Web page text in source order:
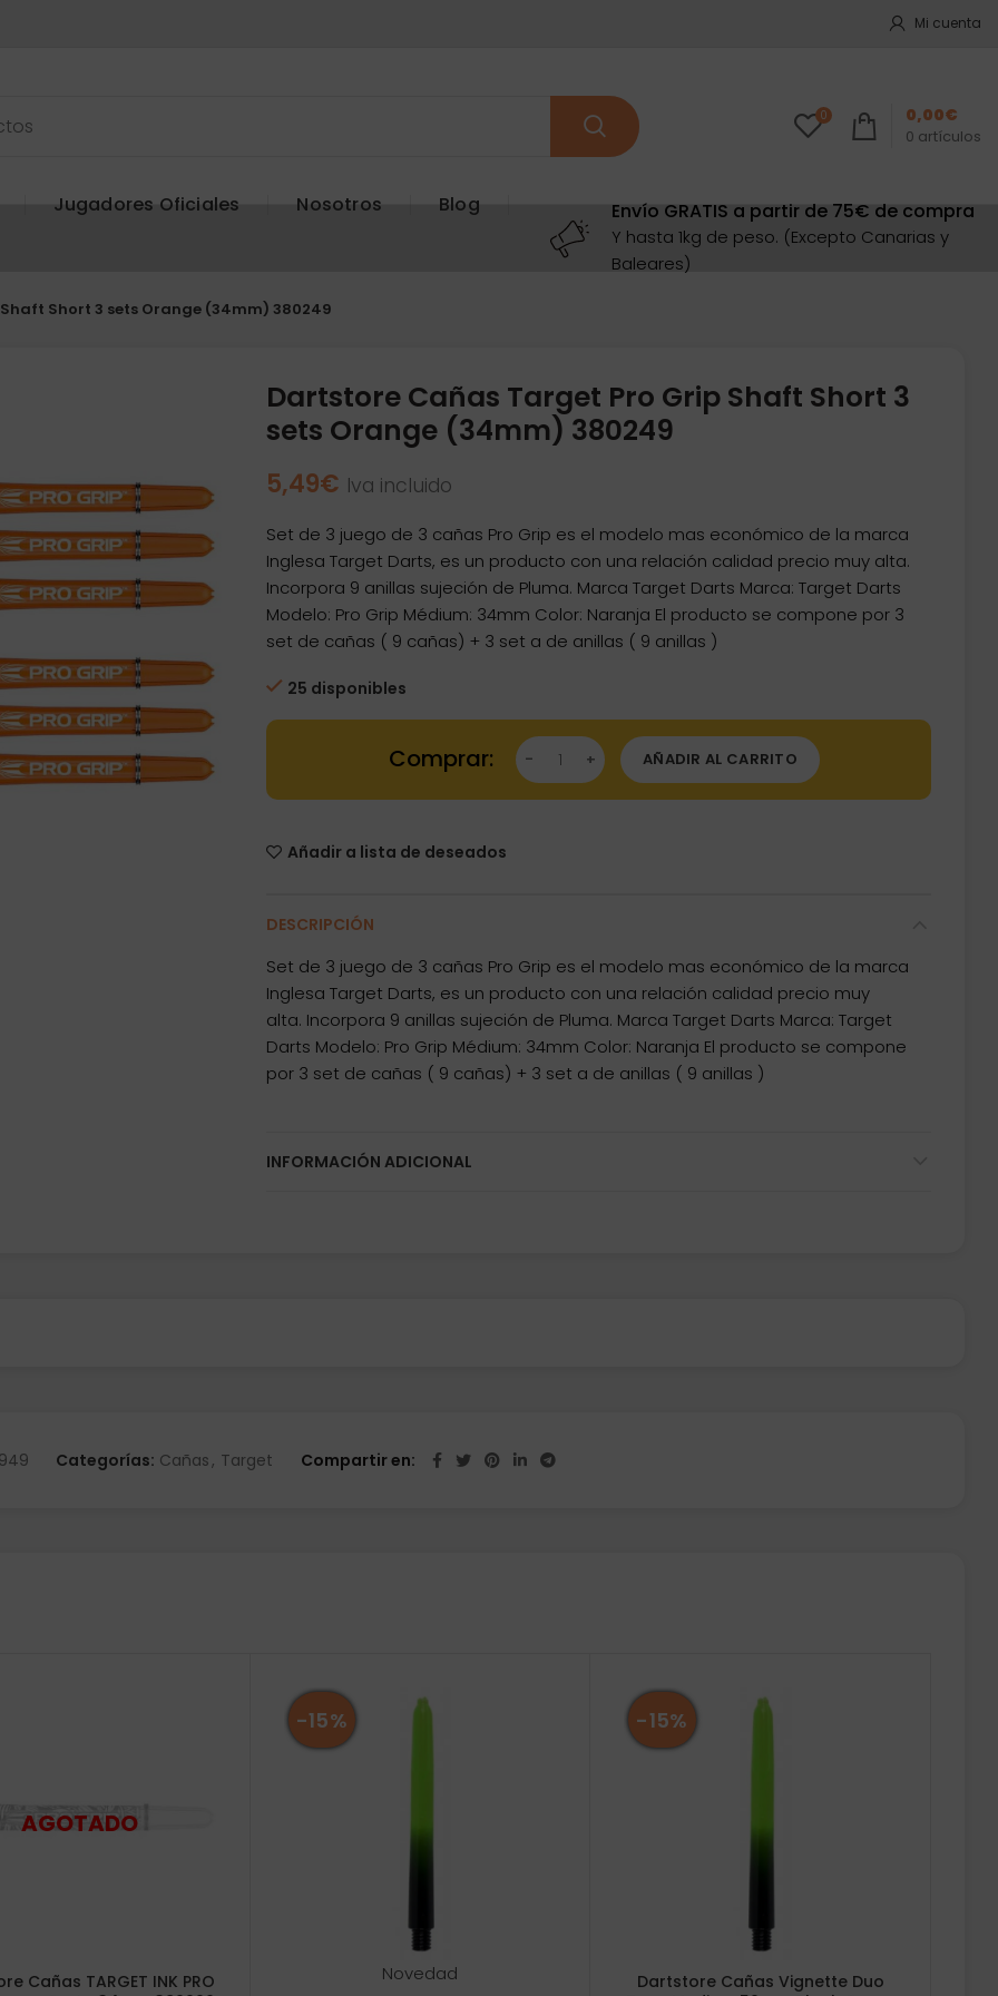
Mi cuenta
0
0 artículos
0,00€
Jugadores Oficiales Nosotros Blog Envío GRATIS a partir de 75€ de compra
Y hasta 1kg de peso. (Excepto Canarias y
Baleares)
Short 3 sets Orange (34mm) 380249
Dartstore Cañas Target Pro Grip Shaft Short 3
sets Orange (34mm) 380249
5,49€ Iva incluido
Set de 3 juego de 3 cañas Pro Grip es el modelo mas económico de la marca
Inglesa Target Darts, es un producto con una relación calidad precio muy alta.
Incorpora 9 anillas sujeción de Pluma. Marca Target Darts Marca: Target Darts
Modelo: Pro Grip Médium: 34mm Color: Naranja El producto se compone por 3
set de cañas ( 9 cañas) + 3 set a de anillas ( 9 anillas )
25 disponibles
Dartstore Cañas Target Pro Grip Shaft Short 3 sets Orange (34mm) 380249
AÑADIR AL CARRITO
Añadir a lista de deseados
DESCRIPCIÓN
Set de 3 juego de 3 cañas Pro Grip es el modelo mas económico de la marca
Inglesa Target Darts, es un producto con una relación calidad precio muy
alta. Incorpora 9 anillas sujeción de Pluma. Marca Target Darts Marca: Target
Darts Modelo: Pro Grip Médium: 34mm Color: Naranja El producto se compone
por 3 set de cañas ( 9 cañas) + 3 set a de anillas ( 9 anillas )
INFORMACIÓN ADICIONAL
Categorías: Cañas, Target Compartir en
Cañas TARGET INK PRO
-15%
Novedad
-15%
Dartstore Cañas Vignette Duo